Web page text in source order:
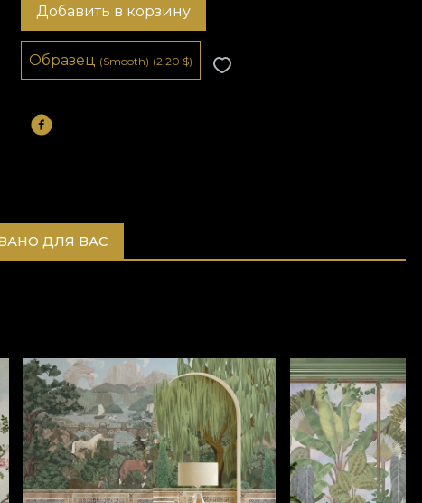
Добавить в корзину
Образец (Smooth) (2,20 $)
ДЛЯ ВАС